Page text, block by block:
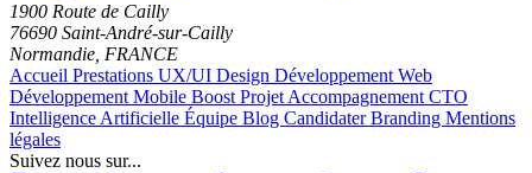
1900 Route de Cailly
76690 Saint-André-sur-Cailly
Normandie, FRANCE
Accueil Prestations UX/UI Design Développement Web
Développement Mobile Boost Projet Accompagnement CTO
Intelligence Artificielle Équipe Blog CandidaterBranding Mentions
légales
Suivez nous sur...